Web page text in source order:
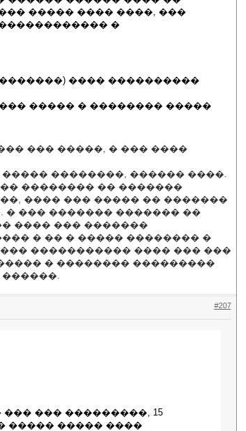
����� ���� ����, ���
�
���� ����������
����� � �������� �����
��� �����, � ��� ����
��������, ������ ����.
�������� �� �������
���� ��� ����� �� �������
��� ������� ������� ��
���� ��� �������
� �� � ����� �������� �
����������� ���� ��� ���
� �������� ���������
#207
��� ���������, 15
����� ����� ����